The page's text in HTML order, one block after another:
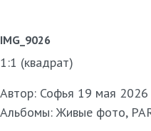
IMG_9026
1:1 (квадрат)
Автор: Софья 19 мая
Альбомы:Живые фото,